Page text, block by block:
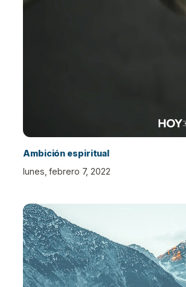
Ambición espiritual
lunes, febrero 7, 2022